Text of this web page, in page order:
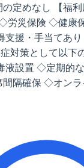
の定めなし 【福
労災保険 ◇健康
支援・手当てあ
対策として以下
液設置 ◇定期的
間隔確保 ◇オン